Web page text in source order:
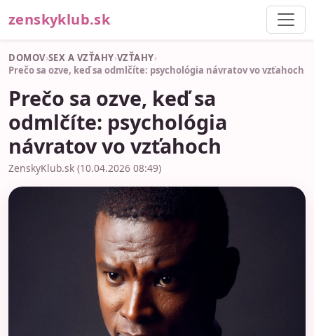
zenskyklub.sk
DOMOV›SEX A VZŤAHY›VZŤAHY›
Prečo sa ozve, keď sa odmlčíte: psychológia návratov vo vzťahoch
Prečo sa ozve, keď sa
odmlčíte: psychológia
návratov vo vzťahoch
ZenskyKlub.sk (10.04.2026 08:49)